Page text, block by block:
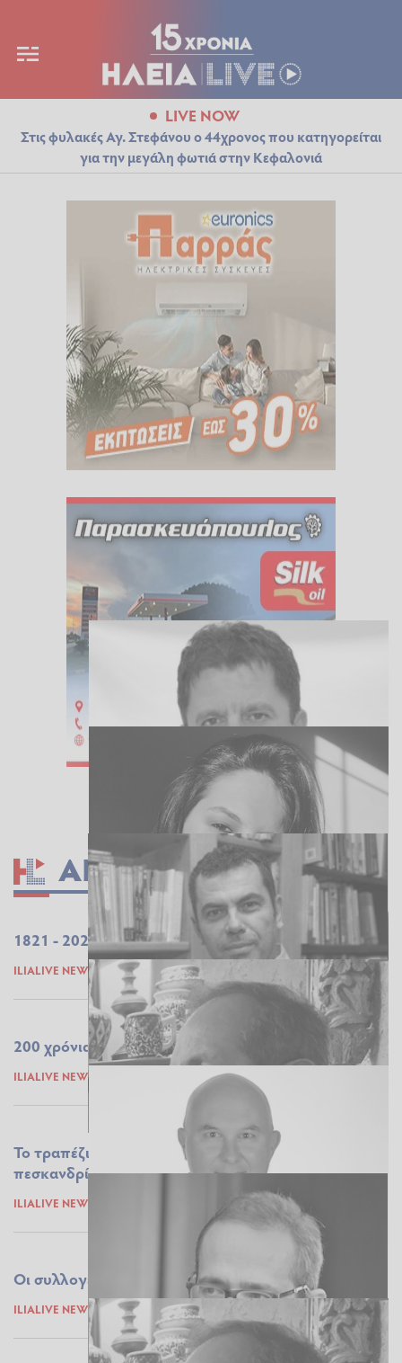
LIVE NOW
Στις φυλακές Αγ. Στεφάνου ο 44χρονος που κατηγορείται
για την μεγάλη φωτιά στην Κεφαλονιά
ΑΠΌΨΕΙΣ
1821 - 2021 Η ιερή θύμηση του χρέους
ILIALIVE NEWSROOM 25.03.2021 09:54
200 χρόνια Ελλάδα
ILIALIVE NEWSROOM 25.03.2021 09:35
Το τραπέζι για το ΄21, με Michelin… κακαβιά &
πεσκανδρίτσα
ILIALIVE NEWSROOM
Οι συλλογές...
ILIALIVE NEWSROOM 16.03.2021 10:16